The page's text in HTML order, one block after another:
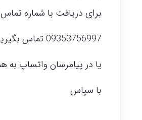
برای دریافت با شماره
09353756997 تماس بگیرید
یا در پیامرسان واتساپ به
با سپاس